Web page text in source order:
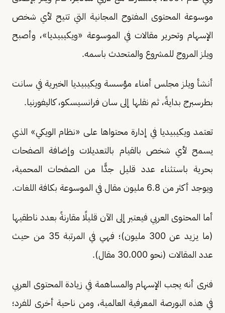
موسوعة المحتوى المفتوح المجانية التي تتيح لأي شخص
الإسهام وتحرير مقالات في الموسوعة «ويكيبيديا»، وأصبح
ويلز المروج للمشروع والمتحدث باسمه.
أنشأ ويلز مجلس أمناء مؤسسة ويكيبيديا الخيرية في سانت
بطرسبرج بدايةً، ثم نقلها إلى سان فرانسيسكو، كاليفورنيا.
تعتمد ويكيبيديا في إدارة محتواها على «نظام الويكي» الذي
يسمح لأي شخص بالقيام بالتعديلات وإضافة الصفحات
بحرية باستثناء عدد قليل جدًّا من الصفحات المحمية،
ويوجد أكثر من 6.8 مليون مقال في الموسوعة بكافة اللغات.
أما المحتوى العربي فيعتبر إلى الآن قليلًا مقارنةً بعدد ناطقيها
(ما يزيد عن 300 مليون)؛ فهي في المرتبة 35 من حيث
عدد المقالات (نحو 30.000 مقال).
فنرى أنه يجب الإسهام والمساهمة في زيادة المحتوى العربي
في هذه البورصة المعرفية العالمية، ومن ناحية أخرى للفرد؛